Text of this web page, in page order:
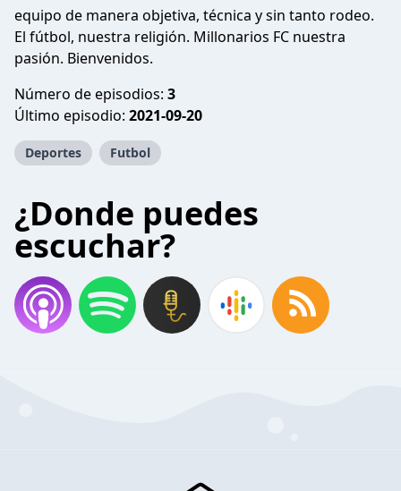
equipo de manera objetiva, técnica y sin tanto rodeo.
El fútbol, nuestra religión. Millonarios FC nuestra
pasión. Bienvenidos.
Número de episodios: 3
Último episodio: 2021-09-20
Deportes Futbol
¿Donde puedes
escuchar?